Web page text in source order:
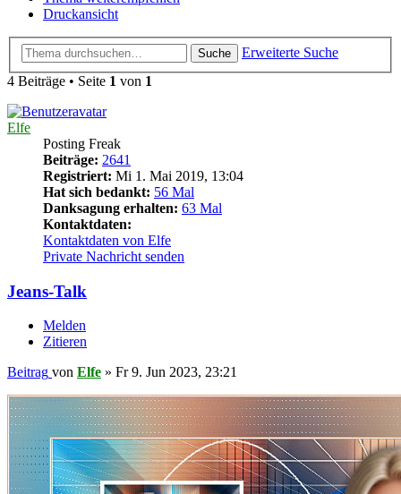
Druckansicht
Suche
Erweiterte Suche
4 Beiträge • Seite 1 von 1
Elfe
Posting Freak
Beiträge: 2641
Registriert: Mi 1. Mai 2019, 13:04
Hat sich bedankt: 56 Mal
Danksagung erhalten: 63 Mal
Kontaktdaten:
Kontaktdaten von Elfe
Private Nachricht senden
Jeans-Talk
Melden
Zitieren
Beitrag von Elfe » Fr 9. Jun 2023, 23:21